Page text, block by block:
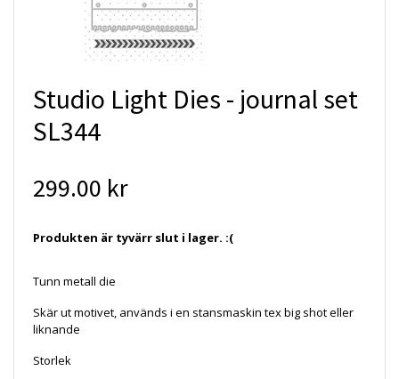
Studio Light Dies - journal set
SL344
299.00 kr
Produkten är tyvärr slut i lager. :(
Tunn metall die
Skär ut motivet, används i en stansmaskin tex big shot eller
liknande
Storlek